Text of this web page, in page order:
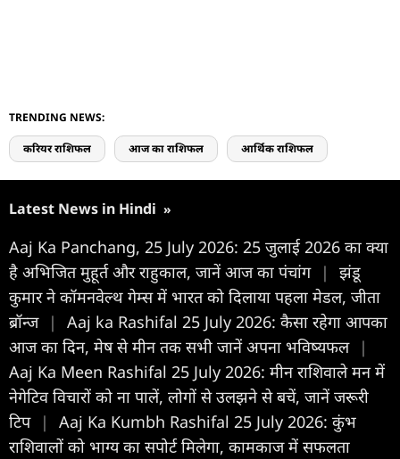
TRENDING NEWS:
करियर राशिफल आज का राशिफल आर्थिक राशिफल
Latest News in Hindi »
Aaj Ka Panchang, 25 July 2026: 25 जुलाई 2026 का क्या
है अभिजित मुहूर्त और राहुकाल, जानें आज का पंचांग |
झंडू
कुमार ने कॉमनवेल्थ गेम्स में भारत को दिलाया पहला मेडल, जीता
ब्रॉन्ज |
Aaj ka Rashifal 25 July 2026: कैसा रहेगा आपका
आज का द‍िन, मेष से मीन तक सभी जानें अपना भविष्यफल |
Aaj Ka Meen Rashifal 25 July 2026: मीन राशिवाले मन में
नेगेटिव विचारों को ना पालें, लोगों से उलझने से बचें, जानें जरूरी
टिप |
Aaj Ka Kumbh Rashifal 25 July 2026: कुंभ
राशिवालों को भाग्य का सपोर्ट मिलेगा, कामकाज में सफलता